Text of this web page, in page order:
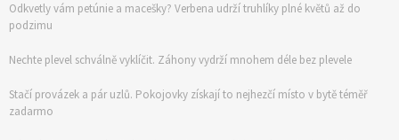
Odkvetly vám petúnie a macešky? Verbena udrží truhlíky plné květů až do
podzimu
Nechte plevel schválně vyklíčit. Záhony vydrží mnohem déle bez plevele
Stačí provázek a pár uzlů. Pokojovky získají to nejhezčí místo v bytě téměř
zadarmo